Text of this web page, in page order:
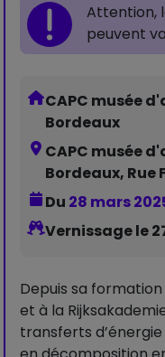
Attention,
peuvent
CAPC musée
Bordeaux
CAPC musée
Bordeaux, Rue
Du 28 mars
Vernissage le
Depuis sa
et à la
transferts